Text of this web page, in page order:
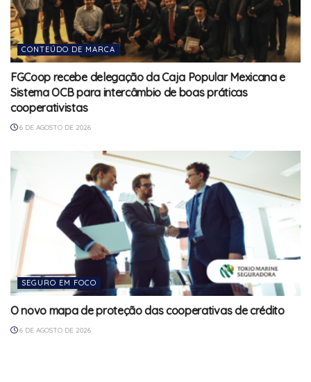
CONTEÚDO DE MARCA
FGCoop recebe delegação da Caja Popular Mexicana e
Sistema OCB para intercâmbio de boas práticas
cooperativistas
6 DE AGOSTO DE 2026
SEGURO EM FOCO
O novo mapa de proteção das cooperativas de crédito
6 DE AGOSTO DE 2026